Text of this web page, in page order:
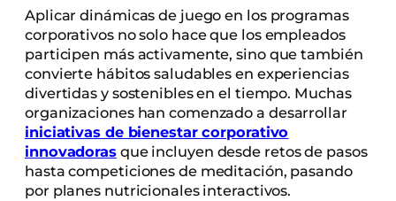
Aplicar dinámicas de juego en los programas
corporativos no solo hace que los empleados
participen más activamente, sino que también
convierte hábitos saludables en experiencias
divertidas y sostenibles en el tiempo. Muchas
organizaciones han comenzado a desarrollar
iniciativas de bienestar corporativo
innovadorasque incluyen desde retos de pasos
hasta competiciones de meditación, pasando
por planes nutricionales interactivos.